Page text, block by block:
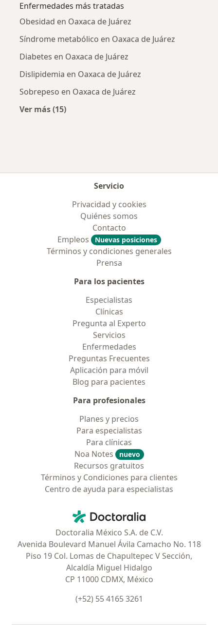
Enfermedades más tratadas
Obesidad en Oaxaca de Juárez
Síndrome metabólico en Oaxaca de Juárez
Diabetes en Oaxaca de Juárez
Dislipidemia en Oaxaca de Juárez
Sobrepeso en Oaxaca de Juárez
Ver más (15)
Servicio
Privacidad y cookies
Quiénes somos
Contacto
Empleos
Nuevas posiciones
Términos y condiciones generales
Prensa
Para los pacientes
Especialistas
Clínicas
Pregunta al Experto
Servicios
Enfermedades
Preguntas Frecuentes
Aplicación para móvil
Blog para pacientes
Para profesionales
Planes y precios
Para especialistas
Para clínicas
Noa Notes
nuevo
Recursos gratuitos
Términos y Condiciones para clientes
Centro de ayuda para especialistas
Doctoralia - Página de inicio
Doctoralia México S.A. de C.V.
Avenida Boulevard Manuel Ávila Camacho No. 118
Piso 19 Col. Lomas de Chapultepec V Sección,
Alcaldía Miguel Hidalgo
CP 11000 CDMX, México
(+52) 55 4165 3261